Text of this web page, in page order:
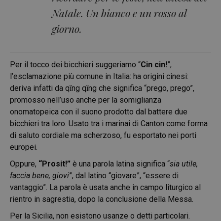
Natale. Un bianco e un rosso al
giorno.
Per il tocco dei bicchieri suggeriamo “Cin cin!”,
l’esclamazione più comune in Italia: ha origini cinesi:
deriva infatti da qǐng qǐng che significa “prego, prego”,
promosso nell’uso anche per la somiglianza
onomatopeica con il suono prodotto dal battere due
bicchieri tra loro. Usato tra i marinai di Canton come forma
di saluto cordiale ma scherzoso, fu esportato nei porti
europei.
Oppure, “Prosit!” è una parola latina significa “sia utile,
faccia bene, giovi”, dal latino “giovare”, “essere di
vantaggio”. La parola è usata anche in campo liturgico al
rientro in sagrestia, dopo la conclusione della Messa.
Per la Sicilia, non esistono usanze o detti particolari.